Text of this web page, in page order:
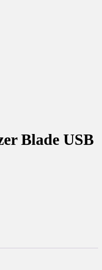
Blade USB